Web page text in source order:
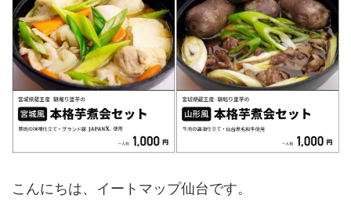
こんにちは、イートマップ仙台です。